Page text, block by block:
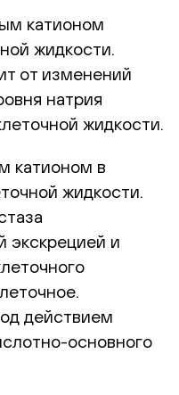
катионом
жидкости.
от изменений
натрия
жидкости.
катионом в
жидкости.
экскрецией и
действием
основного